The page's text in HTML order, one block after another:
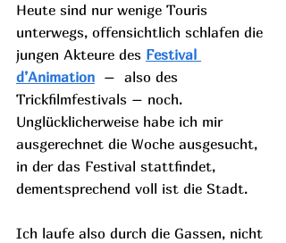
Heute sind nur wenige Touris
unterwegs, offensichtlich schlafen die
jungen Akteure des Festival
d’Animation –  also des
Trickfilmfestivals – noch.
Unglücklicherweise habe ich mir
ausgerechnet die Woche ausgesucht,
in der das Festival stattfindet,
dementsprechend voll ist die Stadt.
Ich laufe also durch die Gassen, nicht